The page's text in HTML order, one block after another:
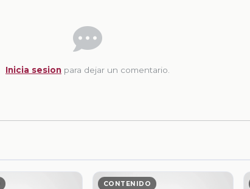
Inicia sesion para dejar un comentario.
CONTENIDO